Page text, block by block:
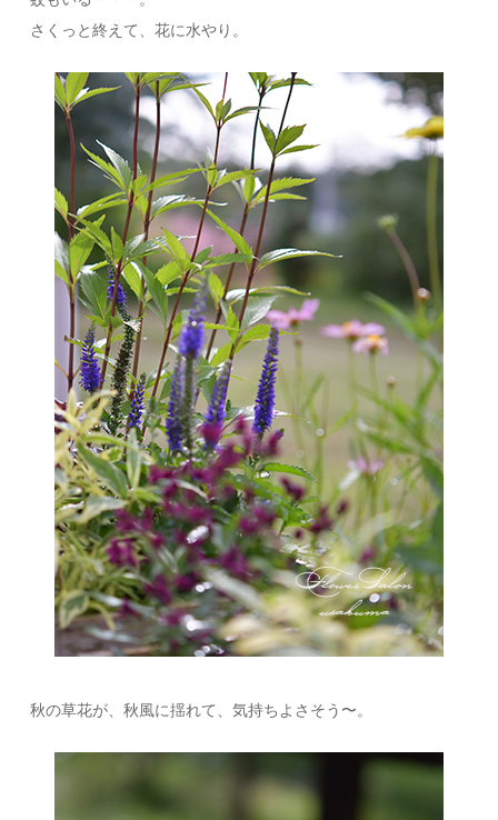
さくっと終えて、花に水やり。
秋の草花が、秋風に揺れて、気持ちよさそう〜。